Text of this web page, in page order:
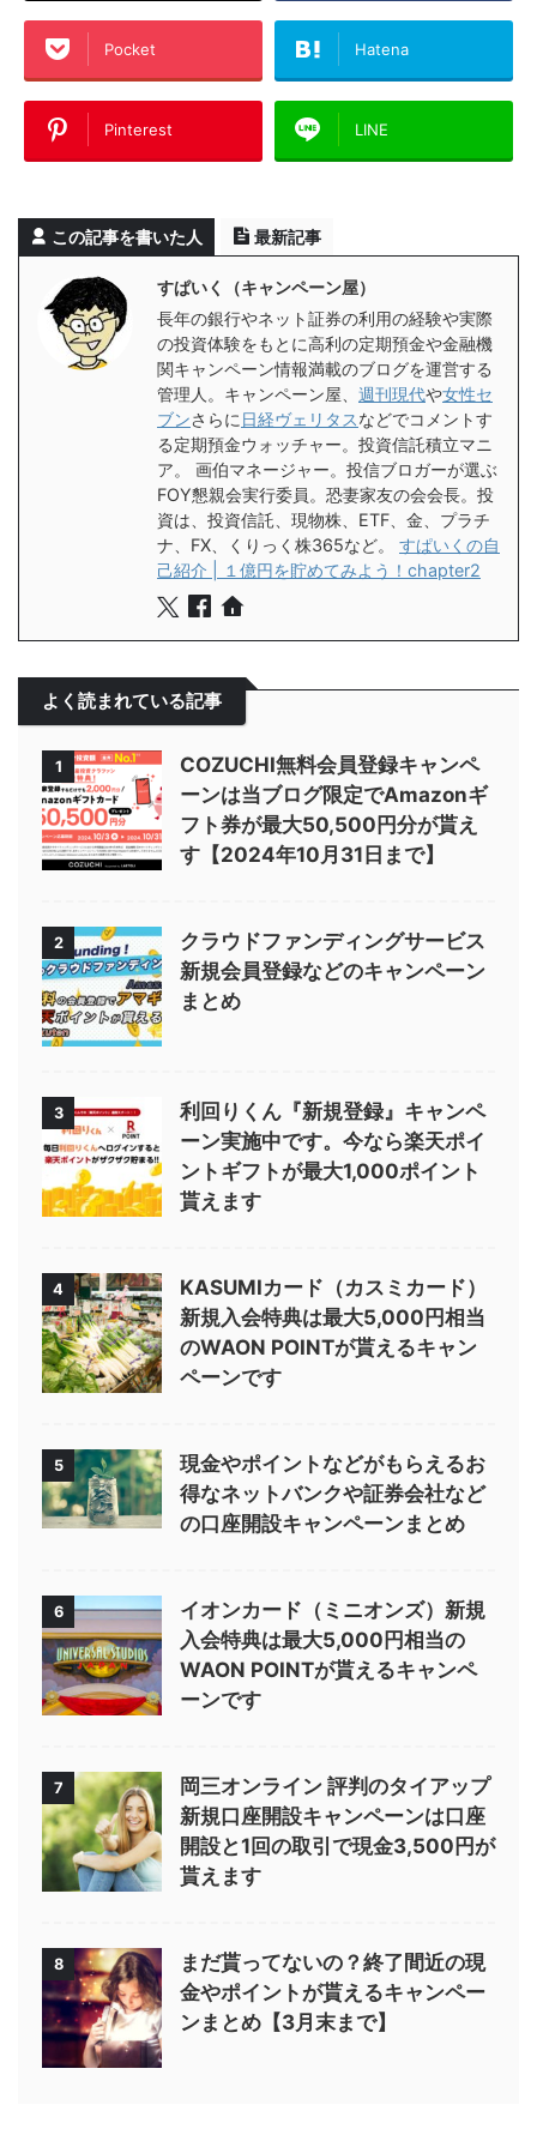
Pocket Hatena
Pinterest LINE
この記事を書いた人 最新記事
すぱいく（キャンペーン屋）
長年の銀行やネット証券の利用の経験や実際
の投資体験をもとに高利の定期預金や金融機
関キャンペーン情報満載のブログを運営する
管理人。キャンペーン屋、 週刊現代や女性セ
ブンさらに 日経ヴェリタスなどでコメントす
る定期預金ウォッチャー。投資信託積立マニ
ア。 画伯マネージャー。投信ブロガーが選ぶ
FOY懇親会実行委員。恐妻家友の会会長。投
資は、投資信託、現物株、ETF、金、プラチ
ナ、FX、くりっく株365など。 すぱいくの自
己紹介 | １億円を貯めてみよう！chapter2
よく読まれている記事
1
COZUCHI無料会員登録キャンペ
ーンは当ブログ限定でAmazonギ
フト券が最大50,500円分が貰え
す【2024年10月31日まで】
2
クラウドファンディングサービス
新規会員登録などのキャンペーン
まとめ
3
利回りくん『新規登録』キャンペ
ーン実施中です。今なら楽天ポイ
ントギフトが最大1,000ポイント
貰えます
4
KASUMIカード（カスミカード）
新規入会特典は最大5,000円相当
のWAON POINTが貰えるキャン
ペーンです
5
現金やポイントなどがもらえるお
得なネットバンクや証券会社など
の口座開設キャンペーンまとめ
6
イオンカード（ミニオンズ）新規
入会特典は最大5,000円相当の
WAON POINTが貰えるキャンペ
ーンです
7
岡三オンライン 評判のタイアップ
新規口座開設キャンペーンは口座
開設と1回の取引で現金3,500円が
貰えます
8
まだ貰ってないの？終了間近の現
金やポイントが貰えるキャンペー
ンまとめ【3月末まで】